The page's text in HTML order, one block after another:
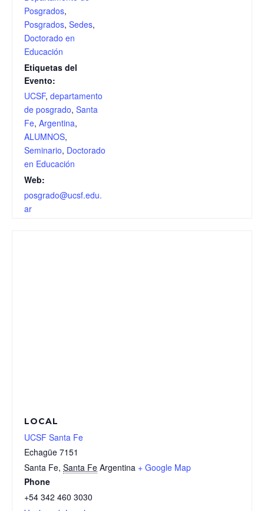
Posgrados,
Posgrados, Sedes,
Doctorado en
Educación
Etiquetas del
Evento:
UCSF, departamento
de posgrado, Santa
Fe, Argentina,
ALUMNOS,
Seminario, Doctorado
en Educación
Web:
posgrado@ucsf.edu.
ar
LOCAL
UCSF Santa Fe
Echagüe 7151
Santa Fe, Santa Fe Argentina + Google Map
Phone
+54 342 460 3030